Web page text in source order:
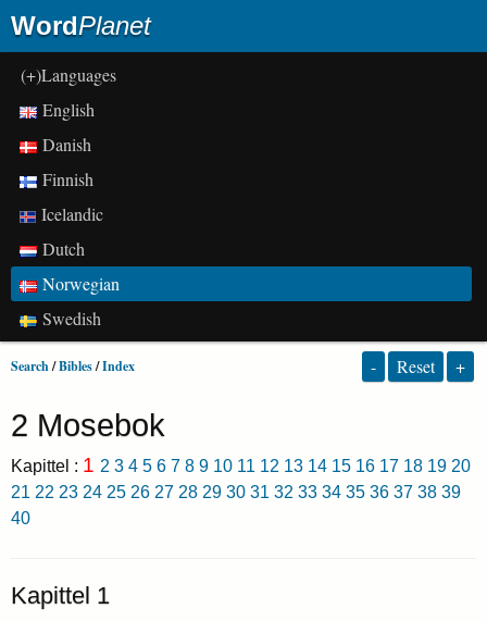
WordPlanet
(+)Languages
English
Danish
Finnish
Icelandic
Dutch
Norwegian
Swedish
Search/Bibles/Index - Reset +
2 Mosebok
Kapittel : 1 2 3 4 5 6 7 8 9 10 11 12 13 14 15 16 17 18 19 20
21 22 23 24 25 26 27 28 29 30 31 32 33 34 35 36 37 38 39
40
Kapittel 1